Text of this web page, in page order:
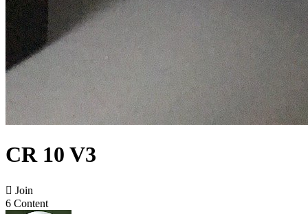
CR 10 V3
 Join
6 Content